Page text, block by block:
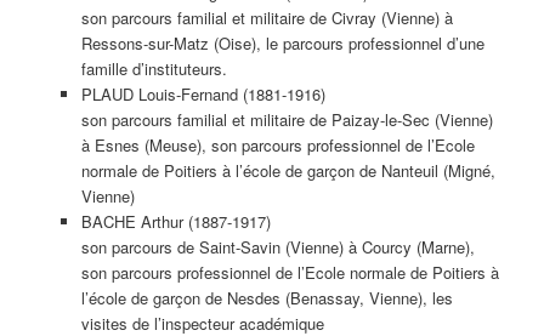
son parcours familial et militaire de Civray (Vienne) à
Ressons-sur-Matz (Oise), le parcours professionnel d’une
famille d’instituteurs.
PLAUD Louis-Fernand (1881-1916)
son parcours familial et militaire de Paizay-le-Sec (Vienne)
à Esnes (Meuse), son parcours professionnel de l’Ecole
normale de Poitiers à l’école de garçon de Nanteuil (Migné,
Vienne)
BACHE Arthur (1887-1917)
son parcours de Saint-Savin (Vienne) à Courcy (Marne),
son parcours professionnel de l’Ecole normale de Poitiers à
l’école de garçon de Nesdes (Benassay, Vienne), les
visites de l’inspecteur académique